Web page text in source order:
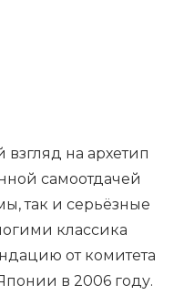
на архетип
самоотдачей
так и серьёзные
классика
от комитета
в 2006 году.